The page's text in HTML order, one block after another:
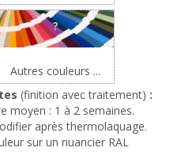
?
Autres couleurs ...
(finition avec traitement) :
moyen : 1 à 2 semaines.
après thermolaquage.
sur un nuancier RAL